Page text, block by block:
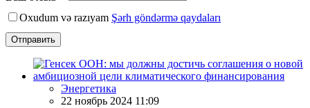
Oxudum və razıyam Şərh göndərmə qaydaları
Отправить
Энергетика
22 ноябрь 2024 11:09